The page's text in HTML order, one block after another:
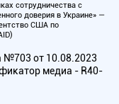
сотрудничества с
доверия в Украине» —
США по
№703 от 10.08.2023
медиа - R40-